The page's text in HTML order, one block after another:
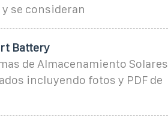
se consideran
Battery
de Almacenamiento Solares
incluyendo fotos y PDF de